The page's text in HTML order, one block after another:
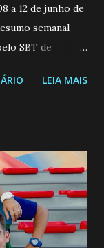
a 12 de junho de
semanal
SBT de
26 a 14/06/26
o tipo de
a vida. Camila
seria o
Manuel avisa a
com Joana.
LEIA MAIS